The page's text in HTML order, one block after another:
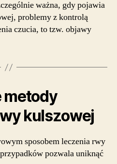
ważna, gdy pojawia
problemy z kontrolą
czucia, to tzw. objawy
metody
kulszowej
sposobem leczenia rwy
pozwala uniknąć